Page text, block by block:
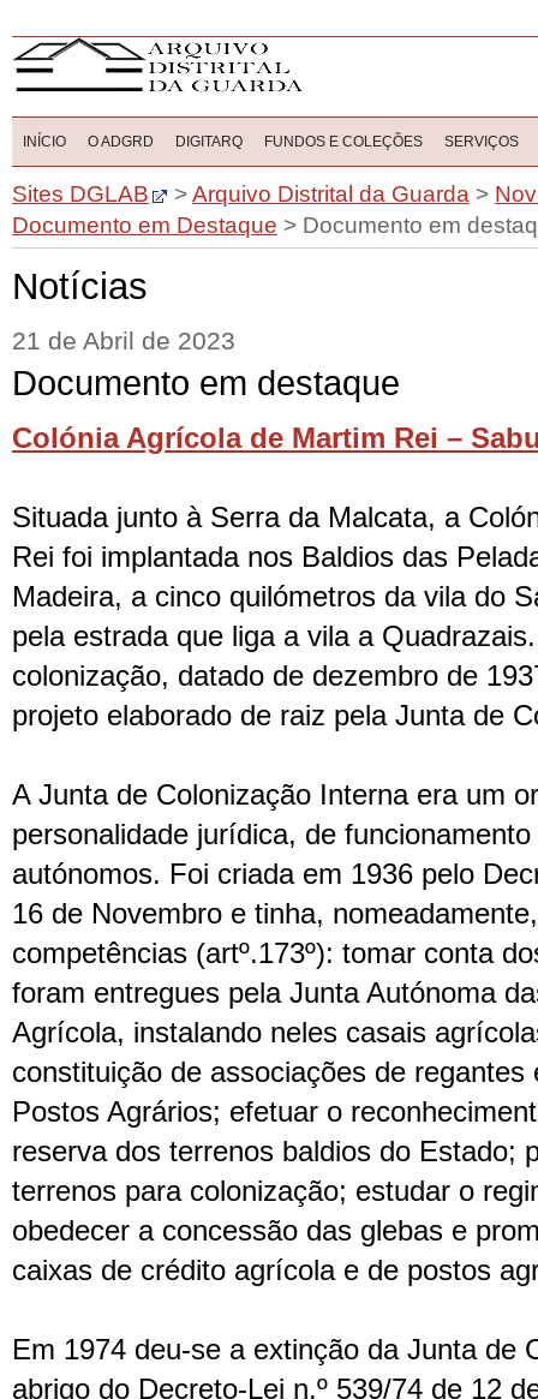
INÍCIO O ADGRD DIGITARQ FUNDOS E COLEÇÕES SERVIÇOS
Sites DGLAB >Arquivo Distrital da Guarda >
Documento em Destaque > Documento em
Notícias
21 de Abril de 2023
Documento em destaque
Colónia Agrícola de Martim Rei –
Situada junto à Serra da Malcata, a
Rei foi implantada nos Baldios das
Madeira, a cinco quilómetros da vila do
pela estrada que liga a vila a
colonização, datado de dezembro de
projeto elaborado de raiz pela Junta de
A Junta de Colonização Interna era um
personalidade jurídica, de
autónomos. Foi criada em 1936 pelo
16 de Novembro e tinha,
competências (artº.173º): tomar conta
foram entregues pela Junta Autónoma
Agrícola, instalando neles casais
constituição de associações de regantes
Postos Agrários; efetuar o
reserva dos terrenos baldios do Estado;
terrenos para colonização; estudar o
obedecer a concessão das glebas e
caixas de crédito agrícola e de postos
Em 1974 deu-se a extinção da Junta de
abrigo do Decreto-Lei n.º 539/74 de 12